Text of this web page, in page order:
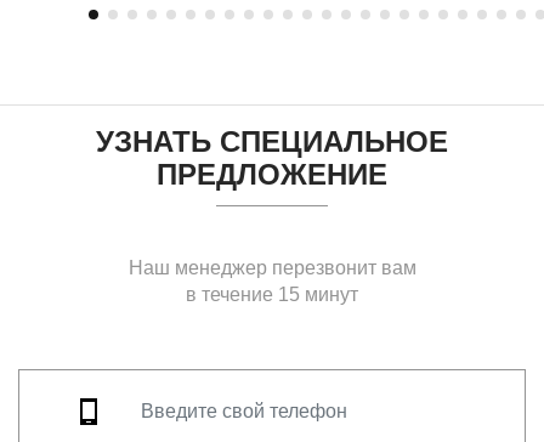
УЗНАТЬ СПЕЦИАЛЬНОЕ
ПРЕДЛОЖЕНИЕ
Наш менеджер перезвонит вам
в течение 15 минут